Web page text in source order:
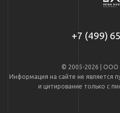
+7 (499)
© 2005-2026 | ООО
Информация на сайте не является
и цитирование только с